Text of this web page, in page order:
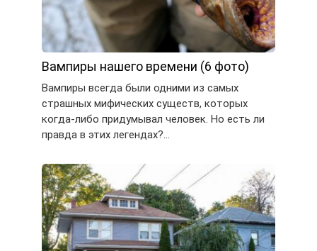
Вампиры нашего времени (6 фото)
Вампиры всегда были одними из самых
страшных мифических существ, которых
когда-либо придумывал человек. Но есть ли
правда в этих легендах?…